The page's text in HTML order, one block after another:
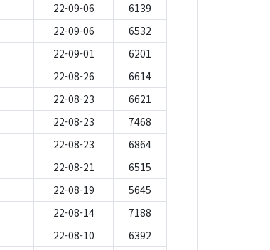
22-09-06
6139
22-09-06
6532
22-09-01
6201
22-08-26
6614
22-08-23
6621
22-08-23
7468
22-08-23
6864
22-08-21
6515
22-08-19
5645
22-08-14
7188
22-08-10
6392